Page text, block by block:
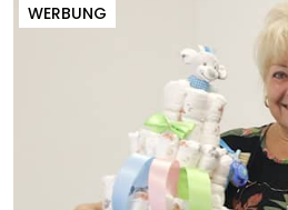
WERBUNG